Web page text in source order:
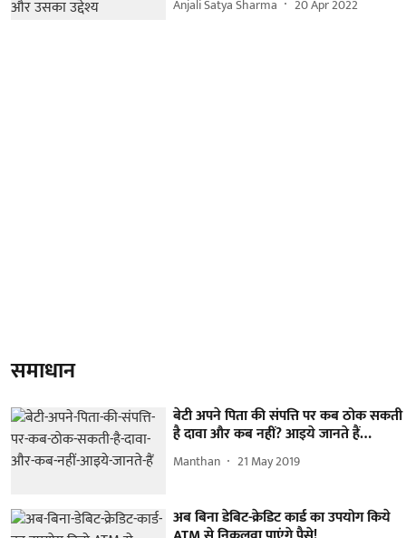
Anjali Satya Sharma 20 Apr 2022
समाधान
बेटी अपने पिता की संपत्ति पर कब ठोक सकती
है दावा और कब नहीं? आइये जानते हैं…
Manthan 21 May 2019
अब बिना डेबिट-क्रेडिट कार्ड का उपयोग किये